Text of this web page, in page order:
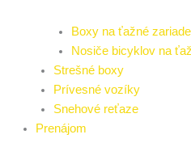
Boxy na ťažné
Nosiče bicyklov na
Strešné boxy
Prívesné vozíky
Snehové reťaze
Prenájom